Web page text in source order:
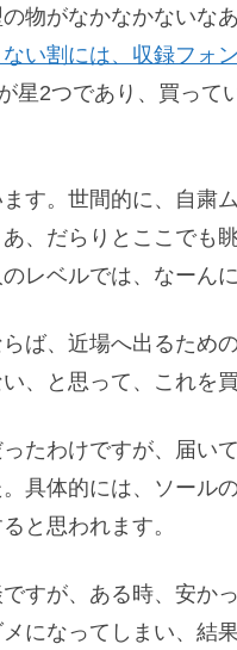
物がなかなかないな
い割には、収録フォ
星2つであり、買って
す。世間的に、自粛
、だらりとここでも
レベルでは、なーん
ば、近場へ出るため
、と思って、これを
たわけですが、届い
具体的には、ソール
と思われます。
すが、ある時、安か
になってしまい、結